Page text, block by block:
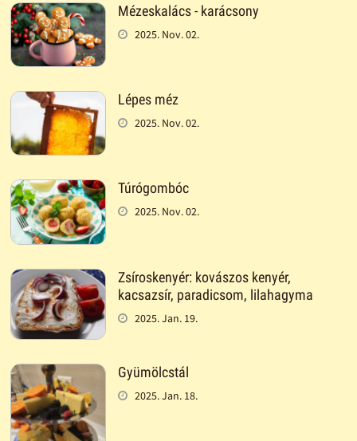
Mézeskalács - karácsony
2025. Nov. 02.
Lépes méz
2025. Nov. 02.
Túrógombóc
2025. Nov. 02.
Zsíroskenyér: kovászos kenyér,
kacsazsír, paradicsom, lilahagyma
2025. Jan. 19.
Gyümölcstál
2025. Jan. 18.